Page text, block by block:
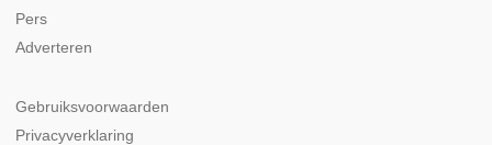
Pers
Adverteren
Gebruiksvoorwaarden
Privacyverklaring